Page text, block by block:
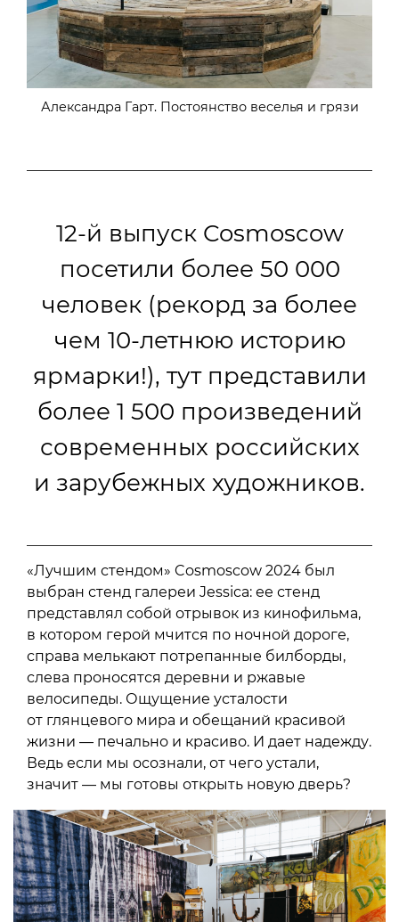
Александра Гарт. Постоянство веселья и грязи
12-й выпуск Cosmoscow
посетили более 50 000
человек (рекорд за более
чем 10-летнюю историю
ярмарки!), тут представили
более 1 500 произведений
современных российских
и зарубежных художников.
«Лучшим стендом» Cosmoscow 2024 был
выбран стенд галереи Jessica: ее стенд
представлял собой отрывок из кинофильма,
в котором герой мчится по ночной дороге,
справа мелькают потрепанные билборды,
слева проносятся деревни и ржавые
велосипеды. Ощущение усталости
от глянцевого мира и обещаний красивой
жизни — печально и красиво. И дает надежду.
Ведь если мы осознали, от чего устали,
значит — мы готовы открыть новую дверь?